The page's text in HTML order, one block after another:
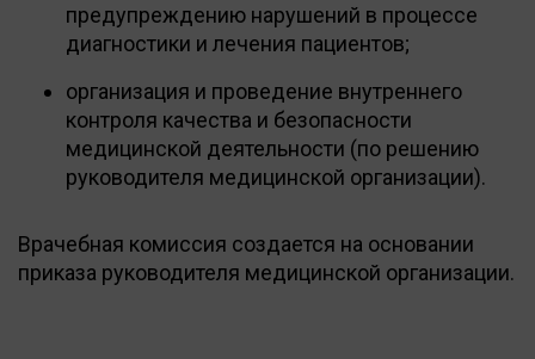
предупреждению нарушений в процессе
диагностики и лечения пациентов;
организация и проведение внутреннего
контроля качества и безопасности
медицинской деятельности (по решению
руководителя медицинской организации).
Врачебная комиссия создается на основании
приказа руководителя медицинской организации.